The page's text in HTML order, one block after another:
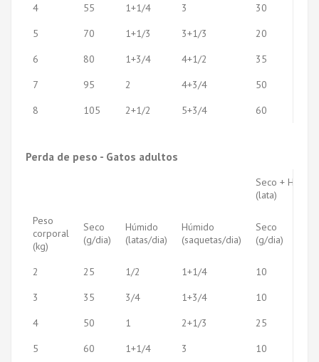
4
55 1+1/4 3 30
5
70 1+1/3 3+1/3 20
6
80 1+3/4 4+1/2 35
7
95 2 4+3/4 50
8
105 2+1/2 5+3/4 60
Perda de peso - Gatos adultos
Seco +
(lata)
Peso
corporal
(kg)
Seco
(g/dia)
Húmido
(latas/dia)
Húmido
(saquetas/dia)
Seco
(g/dia)
2 25 1/2 1+1/4 10
3
35 3/4 1+3/4 10
4
50 1 2+1/3 25
5
60 1+1/4 3 10